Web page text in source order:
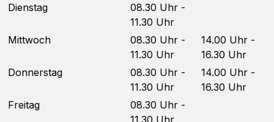
Dienstag
08.30 Uhr -
11.30 Uhr
Mittwoch
08.30 Uhr -
11.30 Uhr
14.00 Uhr -
16.30 Uhr
Donnerstag
08.30 Uhr -
11.30 Uhr
14.00 Uhr -
16.30 Uhr
Freitag
08.30 Uhr -